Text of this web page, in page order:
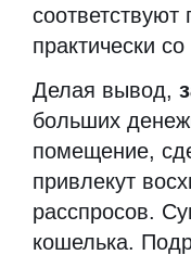
соответствуют
практически
Делая вывод,
больших
помещение,
привлекут
расспросов.
кошелька.